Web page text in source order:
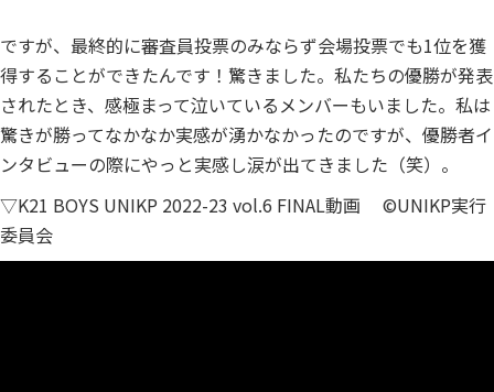
ですが、最終的に審査員投票のみならず会場投票でも1位を獲
得することができたんです！驚きました。私たちの優勝が発表
されたとき、感極まって泣いているメンバーもいました。私は
驚きが勝ってなかなか実感が湧かなかったのですが、優勝者イ
ンタビューの際にやっと実感し涙が出てきました（笑）。
▽K21 BOYS UNIKP 2022-23 vol.6 FINAL動画 ©UNIKP実行
委員会